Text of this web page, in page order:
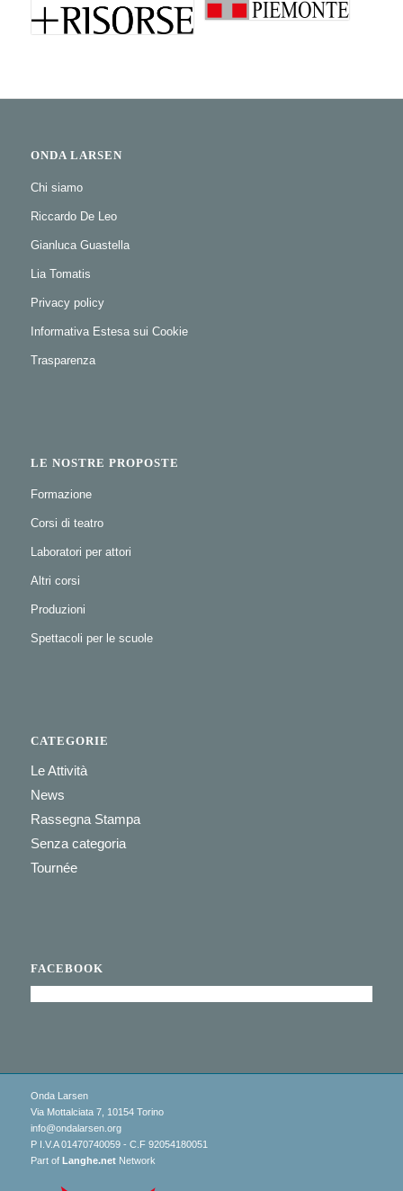
ONDA LARSEN
Chi siamo
Riccardo De Leo
Gianluca Guastella
Lia Tomatis
Privacy policy
Informativa Estesa sui Cookie
Trasparenza
LE NOSTRE PROPOSTE
Formazione
Corsi di teatro
Laboratori per attori
Altri corsi
Produzioni
Spettacoli per le scuole
CATEGORIE
Le Attività
News
Rassegna Stampa
Senza categoria
Tournée
FACEBOOK
Onda Larsen
Via Mottalciata 7, 10154 Torino
info@ondalarsen.org
P I.V.A 01470740059 - C.F 92054180051
Part of Langhe.netNetwork